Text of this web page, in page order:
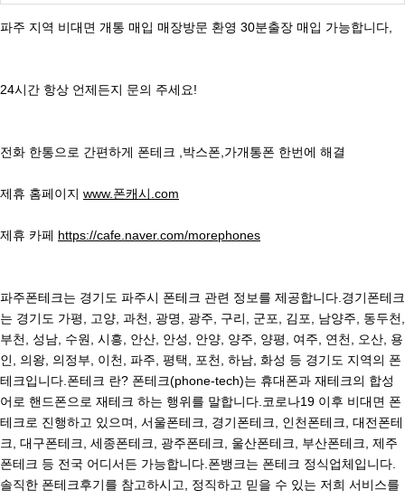
파주 지역 비대면 개통 매입 매장방문 환영 30분출장 매입 가능합니다,
24시간 항상 언제든지 문의 주세요!
전화 한통으로 간편하게 폰테크 ,박스폰,가개통폰 한번에 해결
제휴 홈페이지 www.폰캐시.com
제휴 카페 https://cafe.naver.com/morephones
파주폰테크는 경기도 파주시 폰테크 관련 정보를 제공합니다.경기폰테크
는 경기도 가평, 고양, 과천, 광명, 광주, 구리, 군포, 김포, 남양주, 동두천,
부천, 성남, 수원, 시흥, 안산, 안성, 안양, 양주, 양평, 여주, 연천, 오산, 용
인, 의왕, 의정부, 이천, 파주, 평택, 포천, 하남, 화성 등 경기도 지역의 폰
테크입니다.폰테크 란? 폰테크(phone-tech)는 휴대폰과 재테크의 합성
어로 핸드폰으로 재테크 하는 행위를 말합니다.코로나19 이후 비대면 폰
테크로 진행하고 있으며, 서울폰테크, 경기폰테크, 인천폰테크, 대전폰테
크, 대구폰테크, 세종폰테크, 광주폰테크, 울산폰테크, 부산폰테크, 제주
폰테크 등 전국 어디서든 가능합니다.폰뱅크는 폰테크 정식업체입니다.
솔직한 폰테크후기를 참고하시고, 정직하고 믿을 수 있는 저희 서비스를